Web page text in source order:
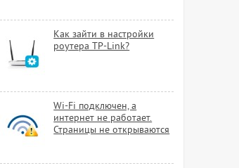
Как зайти в настройки
роутера TP-Link?
Wi-Fi подключен, а
интернет не работает.
Страницы не открываются